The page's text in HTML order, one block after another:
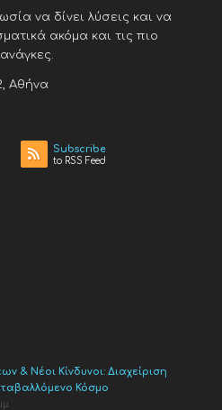
να δίνει λύσεις και να
ακόμα και τις πιο
Αθήνα
Subscribe
to RSS Feed
& Νέοι Κίνδυνοι: Διαχείριση
Κόσμο